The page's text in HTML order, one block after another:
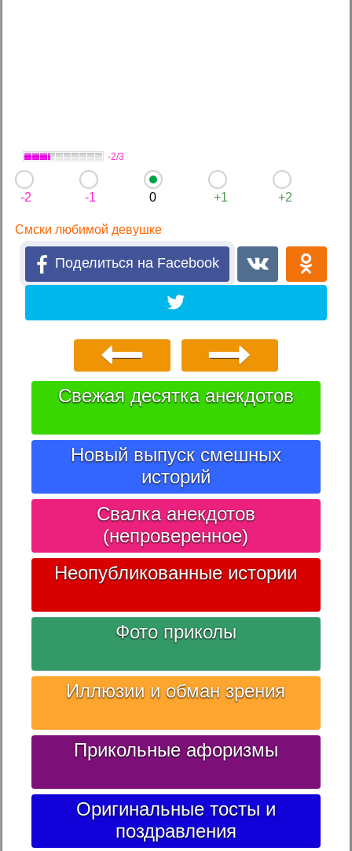
-2/3
-2 -1 0 +1 +2
Смски любимой девушке
Поделиться на Facebook
Свежая десятка анекдотов
Новый выпуск смешных
историй
Свалка анекдотов
(непроверенное)
Неопубликованные истории
Фото приколы
Иллюзии и обман зрения
Прикольные афоризмы
Оригинальные тосты и
поздравления